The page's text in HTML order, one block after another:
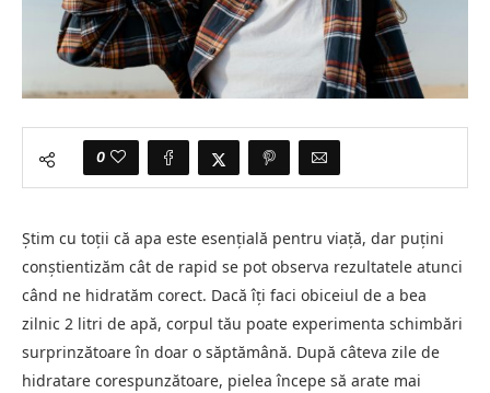
0
Știm cu toții că apa este esențială pentru viață, dar puțini
conștientizăm cât de rapid se pot observa rezultatele atunci
când ne hidratăm corect. Dacă îți faci obiceiul de a bea
zilnic 2 litri de apă, corpul tău poate experimenta schimbări
surprinzătoare în doar o săptămână. După câteva zile de
hidratare corespunzătoare, pielea începe să arate mai